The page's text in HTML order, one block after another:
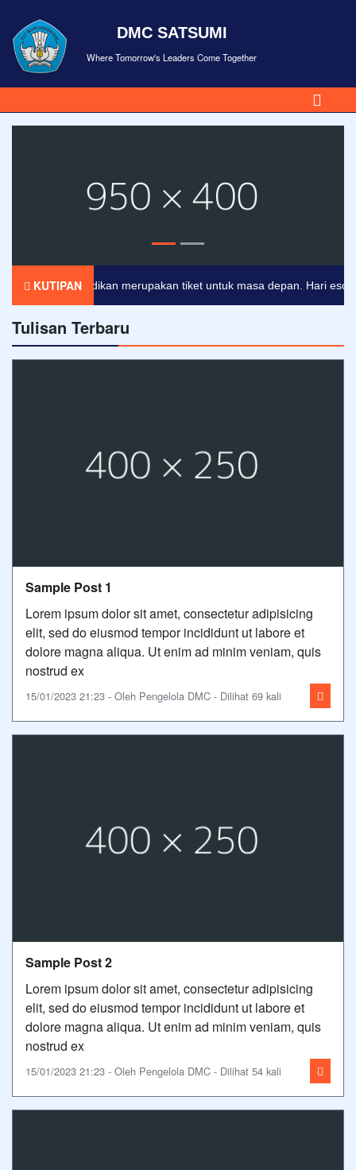
DMC SATSUMI
Where Tomorrow's Leaders Come Together
KUTIPAN
Pendidikan merupakan tiket untuk masa depan. Hari esok
Tulisan Terbaru
Sample Post 1
Lorem ipsum dolor sit amet, consectetur adipisicing
elit, sed do eiusmod tempor incididunt ut labore et
dolore magna aliqua. Ut enim ad minim veniam, quis
nostrud ex
15/01/2023 21:23 - Oleh Pengelola DMC - Dilihat 69 kali
Sample Post 2
Lorem ipsum dolor sit amet, consectetur adipisicing
elit, sed do eiusmod tempor incididunt ut labore et
dolore magna aliqua. Ut enim ad minim veniam, quis
nostrud ex
15/01/2023 21:23 - Oleh Pengelola DMC - Dilihat 54 kali